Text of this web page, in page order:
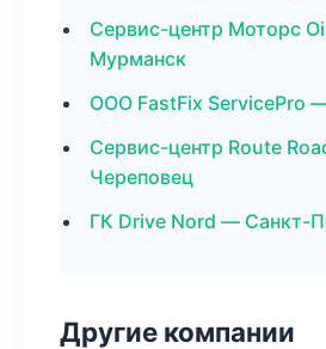
Сервис-центр Моторс
Мурманск
ООО FastFix ServicePro
Сервис-центр Route
Череповец
ГК Drive Nord — Санкт-
Другие компании